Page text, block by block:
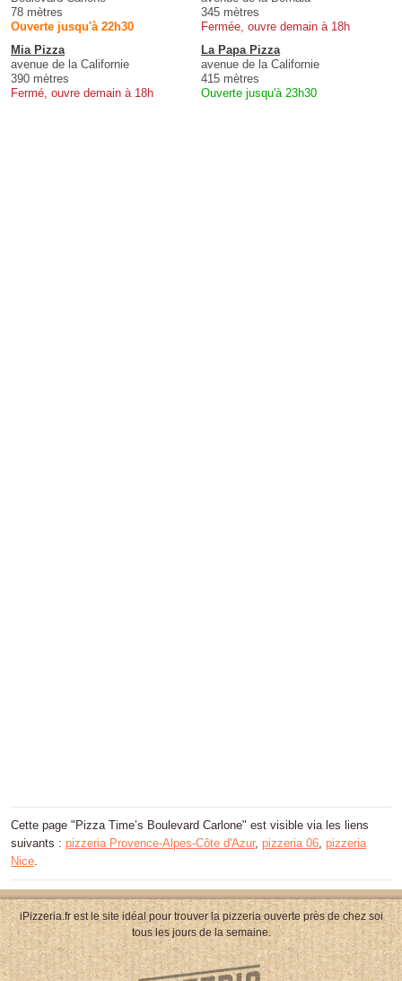
78 mètres
Ouverte jusqu'à 22h30
345 mètres
Fermée, ouvre demain à 18h
Mia Pizza
avenue de la Californie
390 mètres
Fermé, ouvre demain à 18h
La Papa Pizza
avenue de la Californie
415 mètres
Ouverte jusqu'à 23h30
Cette page "Pizza Time’s Boulevard Carlone" est visible via les liens
suivants : pizzeria Provence-Alpes-Côte d'Azur, pizzeria 06 pizzeria
Nice
iPizzeria.fr est le site idéal pour trouver la pizzeria ouverte près de chez soi
tous les jours de la semaine.